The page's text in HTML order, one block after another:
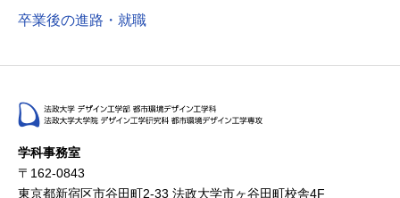
卒業後の進路・就職
学科事務室
〒162-0843
東京都新宿区市谷田町2-33 法政大学市ヶ谷田町校舎4F